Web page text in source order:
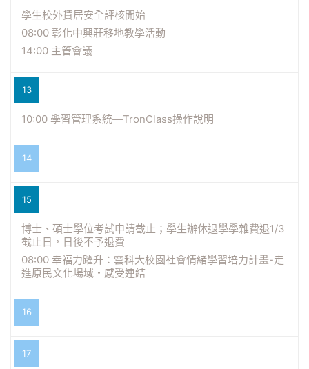
學生校外賃居安全評核開始
08:00 彰化中興莊移地教學活動
14:00 主管會議
13
10:00 學習管理系統—TronClass操作說明
14
15
博士、碩士學位考試申請截止；學生辦休退學學雜費退1/3
截止日，日後不予退費
08:00 幸福力躍升：雲科大校園社會情緒學習培力計畫-走
進原民文化場域・感受連結
16
17